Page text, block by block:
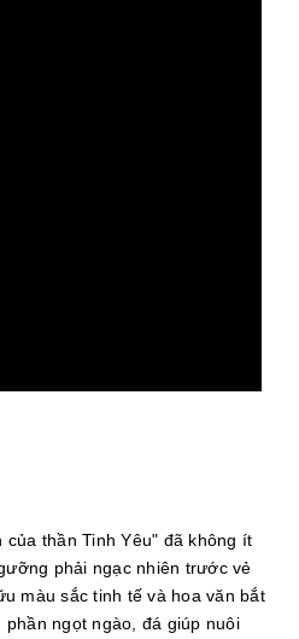
của thần Tinh Yêu" đã không ít
phải ngạc nhiên trước vẻ
màu sắc tinh tế và hoa văn bắt
ngọt ngào, đá giúp nuôi